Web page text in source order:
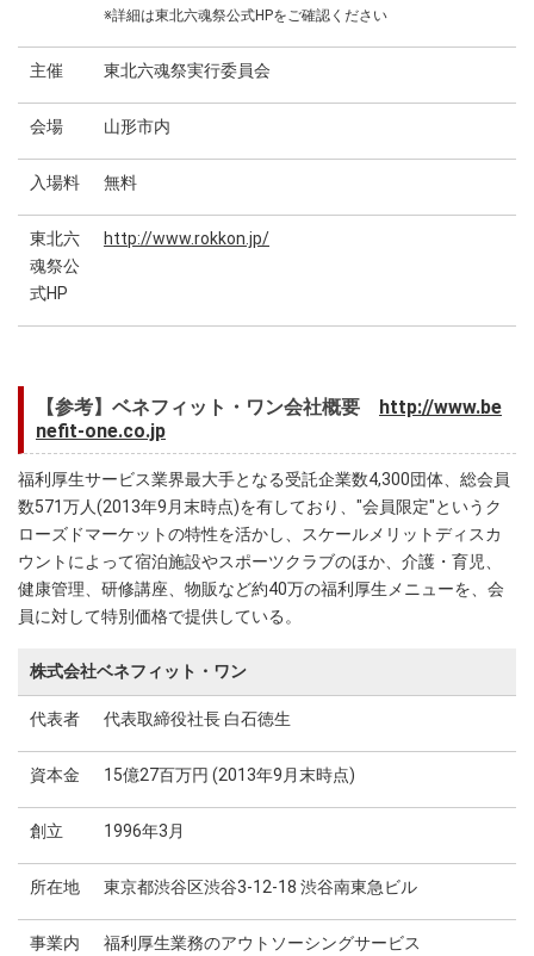
※詳細は東北六魂祭公式HPをご確認ください
主催 東北六魂祭実行委員会
会場 山形市内
入場料 無料
東北六
魂祭公
式HP
http://www.rokkon.jp/
【参考】ベネフィット・ワン会社概要 http://www.be
nefit-one.co.jp
福利厚生サービス業界最大手となる受託企業数4,300団体、総会員
数571万人(2013年9月末時点)を有しており、"会員限定"というク
ローズドマーケットの特性を活かし、スケールメリットディスカ
ウントによって宿泊施設やスポーツクラブのほか、介護・育児、
健康管理、研修講座、物販など約40万の福利厚生メニューを、会
員に対して特別価格で提供している。
株式会社ベネフィット・ワン
代表者 代表取締役社長 白石徳生
資本金 15億27百万円 (2013年9月末時点)
創立 1996年3月
所在地 東京都渋谷区渋谷3-12-18 渋谷南東急ビル
事業内
福利厚生業務のアウトソーシングサービス